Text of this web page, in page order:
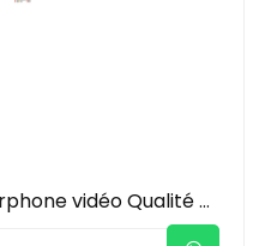
HIKVISION DS-KIS213-Interphone vidéo Qualité vidéo HD TVI Écran LCD de 7 pouces Plug & Play Résistant à l'eau et à la poussière (IP65)